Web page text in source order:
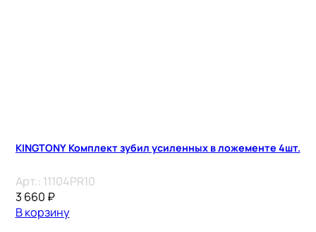
KINGTONY Комплект зубил усиленных в ложементе 4шт.
Арт.: 11104PR10
3 660 ₽
В корзину